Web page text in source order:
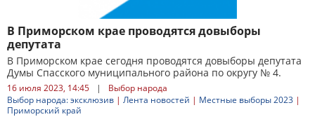
В Приморском крае проводятся довыборы
депутата
В Приморском крае сегодня проводятся довыборы депутата
Думы Спасского муниципального района по округу № 4.
16 июля 2023, 14:45 |
Выбор народа
Выбор народа: эксклюзив | Лента новостей | Местные выборы 2023 |
Приморский край